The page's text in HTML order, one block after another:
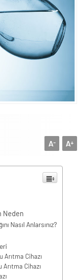
A+
A-
Neden
Nasıl Anlarsınız?
Arıtma Cihazı
Cihazı